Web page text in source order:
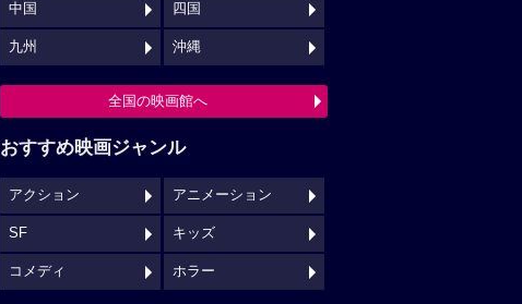
中国 四国
九州 沖縄
全国の映画館へ
おすすめ映画ジャンル
アクション アニメーション
SF キッズ
コメディ ホラー